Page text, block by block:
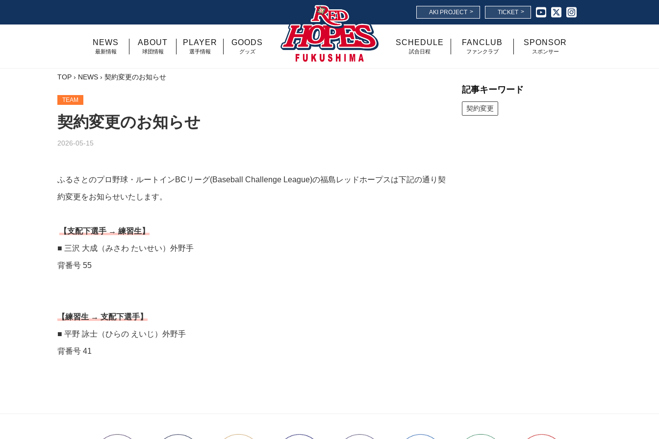
AKI PROJECT > TICKET >
NEWS
最新情報
ABOUT
球団情報
PLAYER
選手情報
GOODS
グッズ
SCHEDULE
試合日程
FANCLUB
ファンクラブ
SPONSOR
スポンサー
TOP › NEWS › 契約変更のお知らせ
TEAM
契約変更のお知らせ
2026-05-15
ふるさとのプロ野球・ルートインBCリーグ(Baseball Challenge League)の福島レッドホープスは下記の通り契
約変更をお知らせいたします。
【支配下選手 → 練習生】
■ 三沢 大成（みさわ たいせい）外野手
背番号 55
【練習生 → 支配下選手】
■ 平野 詠士（ひらの えいじ）外野手
背番号 41
記事キーワード
契約変更